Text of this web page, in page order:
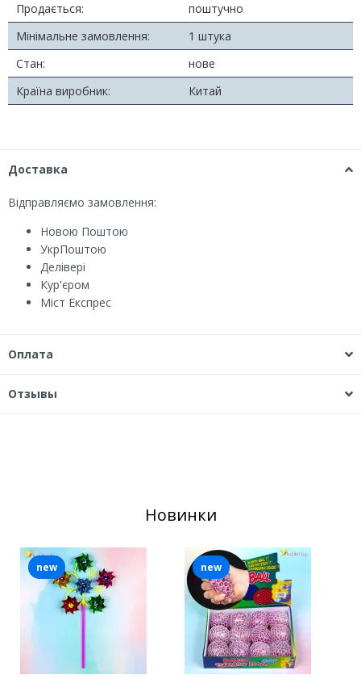
Продається:
поштучно
Мінімальне замовлення:
1 штука
Стан:
нове
Країна виробник:
Китай
Доставка
Відправляємо замовлення:
Новою Поштою
УкрПоштою
Делівері
Кур'єром
Міст Експрес
Оплата
Отзывы
Новинки
new new